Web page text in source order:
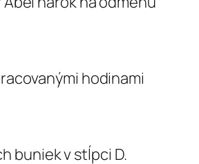
hodinami
buniek v stĺpci D.